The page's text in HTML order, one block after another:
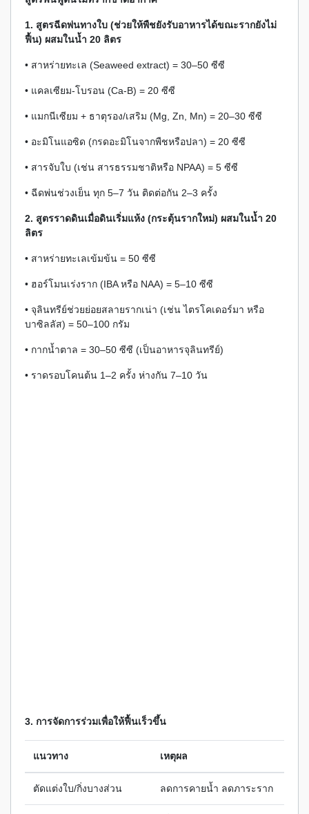
1. สูตรฉีดพ่นทางใบ (ช่วยให้พืชยังรับอาหารได้ขณะรากยังไม่
ฟื้น) ผสมในน้ำ 20 ลิตร
• สาหร่ายทะเล (Seaweed extract) = 30–50 ซีซี
• แคลเซียม-โบรอน (Ca-B) = 20 ซีซี
• แมกนีเซียม + ธาตุรอง/เสริม (Mg, Zn, Mn) = 20–30 ซีซี
• อะมิโนแอซิด (กรดอะมิโนจากพืชหรือปลา) = 20 ซีซี
• สารจับใบ (เช่น สารธรรมชาติหรือ NPAA) = 5 ซีซี
• ฉีดพ่นช่วงเย็น ทุก 5–7 วัน ติดต่อกัน 2–3 ครั้ง
2. สูตรราดดินเมื่อดินเริ่มแห้ง (กระตุ้นรากใหม่) ผสมในน้ำ 20
ลิตร
• สาหร่ายทะเลเข้มข้น = 50 ซีซี
• ฮอร์โมนเร่งราก (IBA หรือ NAA) = 5–10 ซีซี
• จุลินทรีย์ช่วยย่อยสลายรากเน่า (เช่น ไตรโคเดอร์มา หรือ
บาซิลลัส) = 50–100 กรัม
• กากน้ำตาล = 30–50 ซีซี (เป็นอาหารจุลินทรีย์)
• ราดรอบโคนต้น 1–2 ครั้ง ห่างกัน 7–10 วัน
3. การจัดการร่วมเพื่อให้ฟื้นเร็วขึ้น
แนวทาง เหตุผล
ตัดแต่งใบ/กิ่งบางส่วน ลดการคายน้ำ ลดภาระราก